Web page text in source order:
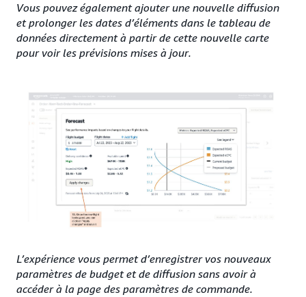
Vous pouvez également ajouter une nouvelle diffusion
et prolonger les dates d’éléments dans le tableau de
données directement à partir de cette nouvelle carte
pour voir les prévisions mises à jour.
L’expérience vous permet d’enregistrer vos nouveaux
paramètres de budget et de diffusion sans avoir à
accéder à la page des paramètres de commande.